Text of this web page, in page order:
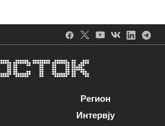
Регион
Интервју